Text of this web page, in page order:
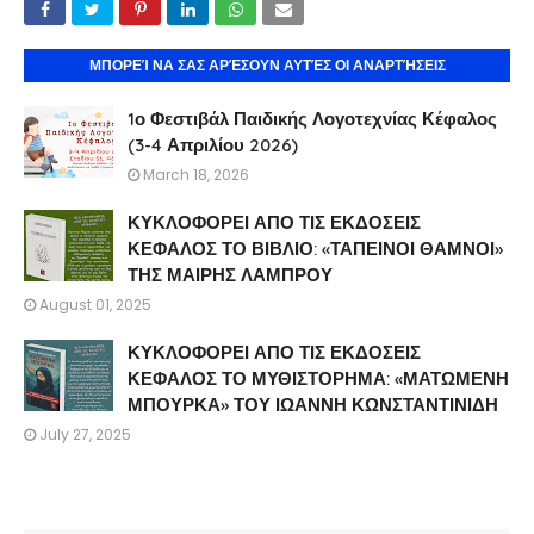
ΜΠΟΡΕΊ ΝΑ ΣΑΣ ΑΡΈΣΟΥΝ ΑΥΤΈΣ ΟΙ ΑΝΑΡΤΉΣΕΙΣ
1ο Φεστιβάλ Παιδικής Λογοτεχνίας Κέφαλος
(3-4 Απριλίου 2026)
March 18, 2026
ΚΥΚΛΟΦΟΡΕΙ ΑΠΟ ΤΙΣ ΕΚΔΟΣΕΙΣ
ΚΕΦΑΛΟΣ ΤΟ ΒΙΒΛΙΟ: «ΤΑΠΕΙΝΟΙ ΘΑΜΝΟΙ»
ΤΗΣ ΜΑΙΡΗΣ ΛΑΜΠΡΟΥ
August 01, 2025
ΚΥΚΛΟΦΟΡΕΙ ΑΠΟ ΤΙΣ ΕΚΔΟΣΕΙΣ
ΚΕΦΑΛΟΣ ΤΟ ΜΥΘΙΣΤΟΡΗΜΑ: «ΜΑΤΩΜΕΝΗ
ΜΠΟΥΡΚΑ» ΤΟΥ ΙΩΑΝΝΗ ΚΩΝΣΤΑΝΤΙΝΙΔΗ
July 27, 2025